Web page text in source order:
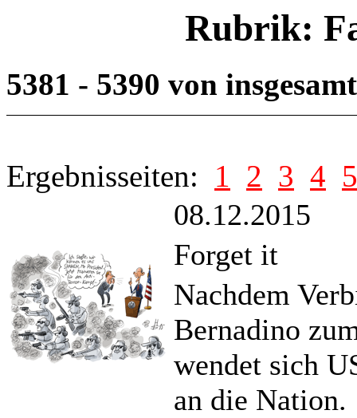
Rubrik:
5381 - 5390 von
Ergebnisseiten: 1 2 3 4 5
08.12.2015
Forget it
Nachdem
Bernadino
wendet sich
an die Nation.